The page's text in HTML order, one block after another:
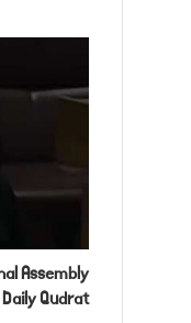
Assembly
Qudrat